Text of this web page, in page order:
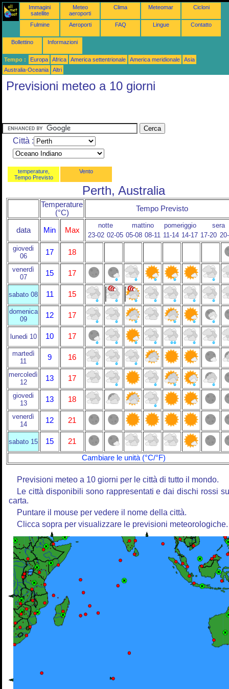
Immagini
satellite
Meteo
aeroporti
Clima Meteomar Cicloni
Fulmine Aeroporti FAQ Lingue Contatto
Bollettino Informazioni
Tempo : Europa Africa America settentrionale America meridionale
Asia
Australia-Oceania
Altri
Previsioni meteo a 10 giorni
Città :
temperature,
Tempo Previsto
Vento
Perth, Australia
Temperature
(°C)
Tempo Previsto
data Min Max
notte mattino pomeriggio
sera
23-02 02-05 05-08 08-11 11-14 14-17 17-20
giovedi
06
17 18
venerdì
07
15 17
sabato 08 11 15
domenica
09
12 17
lunedi 10 10 17
martedì
11
9 16
mercoledì
12
13 17
giovedi
13
13 18
venerdì
14
12 21
sabato 15 15
21
Cambiare le unità (°C/°F)
Previsioni meteo a 10 giorni per le città di tutto il mondo.
Le città disponibili sono rappresentati e dai dischi rossi
carta.
Puntare il mouse per vedere il nome della città.
Clicca sopra per visualizzare le previsioni meteorologiche.